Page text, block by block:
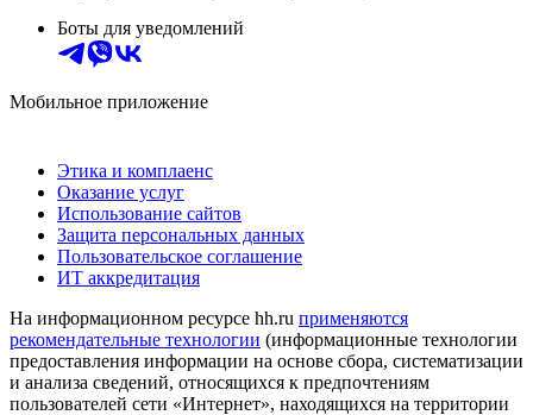
Боты для уведомлений
Мобильное приложение
Этика и комплаенс
Оказание услуг
Использование сайтов
Защита персональных данных
Пользовательское соглашение
ИТ аккредитация
На информационном ресурсе hh.ru применяются
рекомендательные технологии (информационные технологии
предоставления информации на основе сбора, систематизации
и анализа сведений, относящихся к предпочтениям
пользователей сети «Интернет», находящихся на территории